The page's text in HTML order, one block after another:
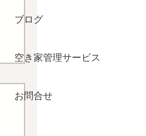
ブログ
空き家管理サービス
お問合せ